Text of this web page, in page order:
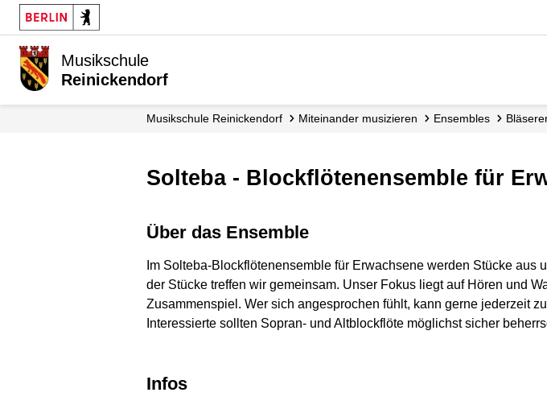
Musikschule
Reinickendorf
Musikschule Reinickendorf Miteinander musizieren Ensembles
Solteba - Blockflötenensemble für
über das Ensemble
Im Solteba-Blockflötenensemble für Erwachsene werden Stücke
der Stücke treffen wir gemeinsam. Unser Fokus liegt auf Hören und
Zusammenspiel. Wer sich angesprochen fühlt, kann gerne jederzeit
Interessierte sollten Sopran- und Altblockflöte möglichst sicher
Infos